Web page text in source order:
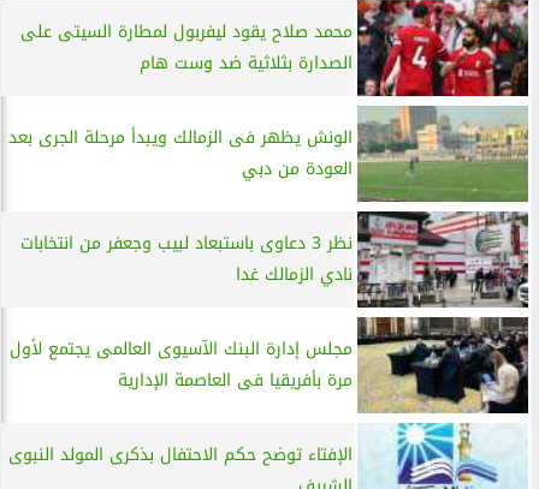
محمد صلاح يقود ليفربول لمطارة السيتى على
الصدارة بثلاثية ضد وست هام
الونش يظهر فى الزمالك ويبدأ مرحلة الجرى بعد
العودة من دبي
نظر 3 دعاوى باستبعاد لبيب وجعفر من انتخابات
نادي الزمالك غدا
مجلس إدارة البنك الآسيوى العالمى يجتمع لأول
مرة بأفريقيا فى العاصمة الإدارية
الإفتاء توضح حكم الاحتفال بذكرى المولد النبوى